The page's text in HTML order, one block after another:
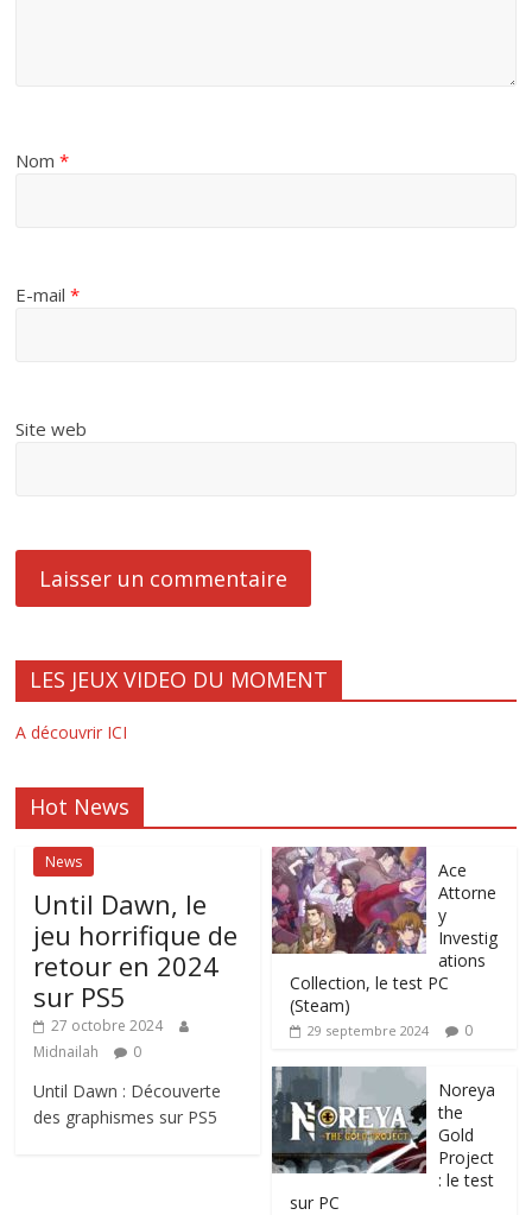
Nom*
E-mail*
Site web
LES JEUX VIDEO DU MOMENT
A découvrir ICI
Hot News
News
Until Dawn, le
jeu horrifique de
retour en 2024
sur PS5
27 octobre 2024
Midnailah
0
Until Dawn : Découverte
des graphismes sur PS5
Ace
Attorne
y
Investig
ations
Collection, le test PC
(Steam)
29 septembre 2024 0
Noreya
the
Gold
Project
: le test
sur PC